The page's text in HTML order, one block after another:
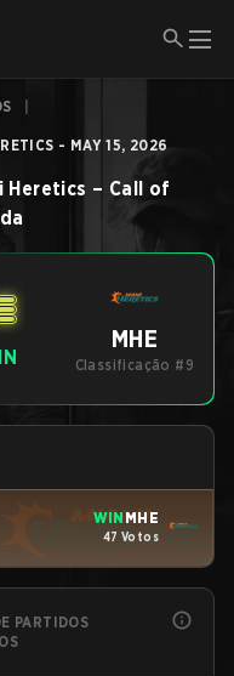
- MAY 15, 2026
Heretics – Call of
MHE
Classificação #9
WIN MHE
47 Votos
PARTIDOS